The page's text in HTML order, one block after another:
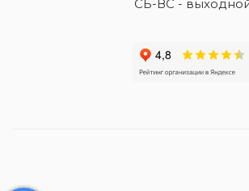
СБ-ВС -